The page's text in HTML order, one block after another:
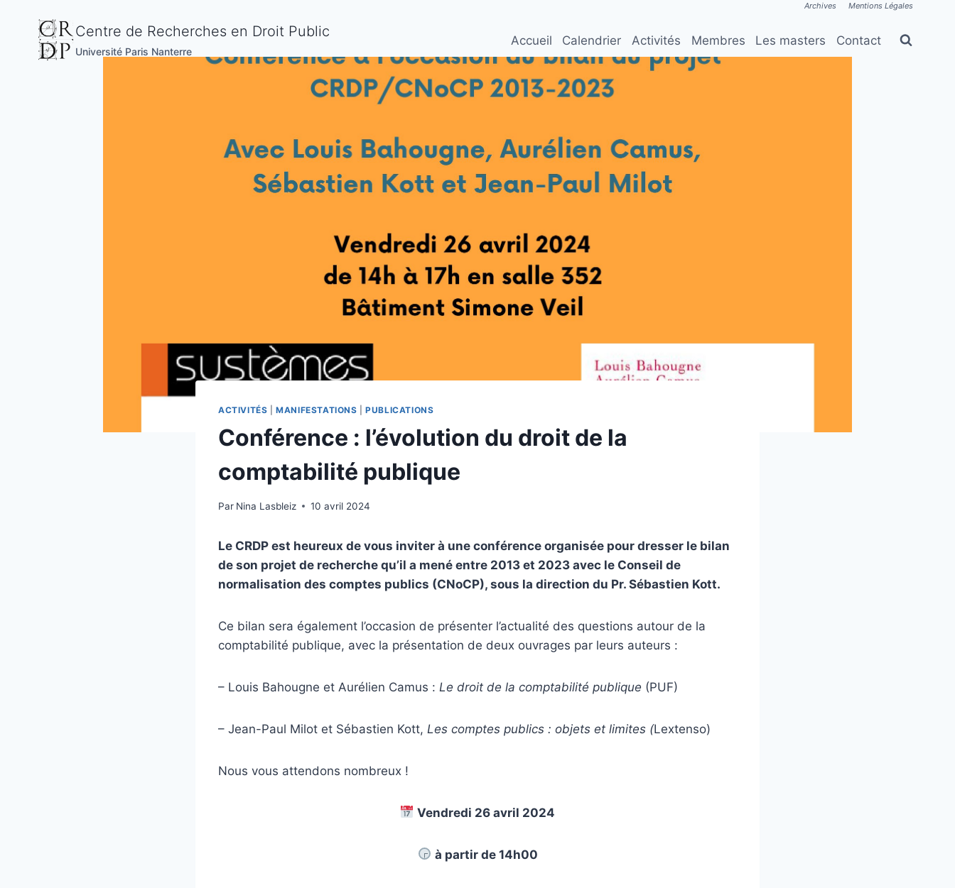
contenu
Archives Mentions Légales
Centre de Recherches en Droit Public
Université Paris Nanterre
Accueil Calendrier Activités Membres Les masters Contact
ACTIVITÉS |MANIFESTATIONS |PUBLICATIONS
Conférence : l’évolution du droit de la
comptabilité publique
Par Nina Lasbleiz 10 avril 2024
Le CRDP est heureux de vous inviter à une conférence organisée pour dresser le bilan
de son projet de recherche qu’il a mené entre 2013 et 2023 avec le Conseil de
normalisation des comptes publics (CNoCP), sous la direction du Pr. Sébastien Kott.
Ce bilan sera également l’occasion de présenter l’actualité des questions autour de la
comptabilité publique, avec la présentation de deux ouvrages par leurs auteurs :
– Louis Bahougne et Aurélien Camus : Le droit de la comptabilité publique (PUF)
– Jean-Paul Milot et Sébastien Kott, Les comptes publics : objets et limites (Lextenso)
Nous vous attendons nombreux !
Vendredi 26 avril 2024
à partir de 14h00